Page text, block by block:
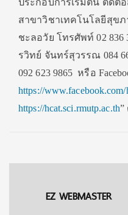
ประกอบการเริ่มต้น ติดต่
สาขาวิชาเทคโนโลยีสุขภ
ชะลอวัย โทรศัพท์ 02 836
รวิทย์ จันทร์สุวรรณ 084
092 623 9865 หรือ
https://www.facebook.com/
https://hcat.sci.rmutp.ac.th”
EZ WEBMASTER